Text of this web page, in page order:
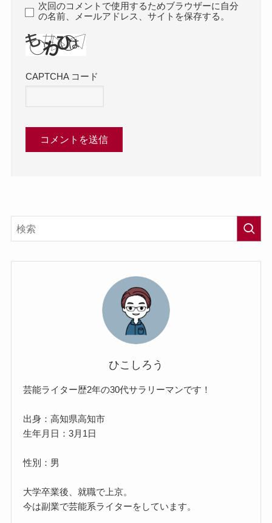
次回のコメントで使用するためブラウザーに自分
の名前、メールアドレス、サイトを保存する。
CAPTCHA コード
ひこしろう
芸能ライター歴2年の30代サラリーマンです！
出身：高知県高知市
生年月日：3月1日
性別：男
大学卒業後、就職で上京。
今は副業で芸能系ライターをしています。